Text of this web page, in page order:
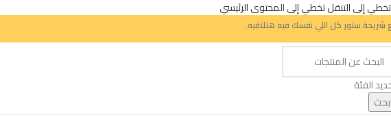
تخطي إلى التنقلتخطي إلى المحتوى الرئيسي
شريحة ستور كل اللي نفسك فيه هتلاقيه.
الفئة
بحث